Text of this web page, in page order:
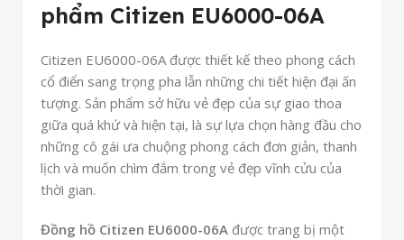
phẩm Citizen EU6000-06A
Citizen EU6000-06A được thiết kế theo phong cách
cổ điển sang trọng pha lẫn những chi tiết hiện đại ấn
tượng. Sản phẩm sở hữu vẻ đẹp của sự giao thoa
giữa quá khứ và hiện tại, là sự lựa chọn hàng đầu cho
những cô gái ưa chuộng phong cách đơn giản, thanh
lịch và muốn chìm đắm trong vẻ đẹp vĩnh cửu của
thời gian.
Đồng hồ Citizen EU6000-06A được trang bị một